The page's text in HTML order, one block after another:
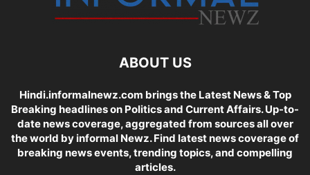
ABOUT US
Hindi.informalnewz.com brings the Latest News & Top
Breaking headlines on Politics and Current Affairs. Up-to-
date news coverage, aggregated from sources all over
the world by informal Newz. Find latest news coverage of
breaking news events, trending topics, and compelling
articles.